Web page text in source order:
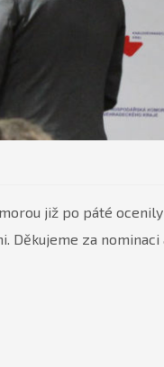
již po páté
Děkujeme za